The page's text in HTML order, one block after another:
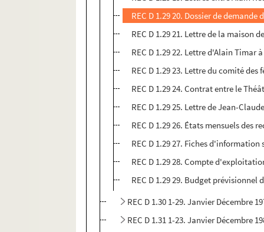
REC D 1.29 20. Dossier de
REC D 1.29 21. Lettre de la maison
REC D 1.29 22. Lettre d'Alain Timar
REC D 1.29 23. Lettre du comité
REC D 1.29 24. Contrat entre le
REC D 1.29 25. Lettre de Jean-
REC D 1.29 26. États mensuels des
REC D 1.29 27. Fiches
REC D 1.29 28. Compte
REC D 1.29 29. Budget
REC D 1.30 1-29. Janvier Décembre
REC D 1.31 1-23. Janvier Décembre